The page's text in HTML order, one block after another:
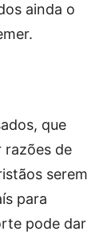
ainda o
que
razões de
serem
para
pode dar